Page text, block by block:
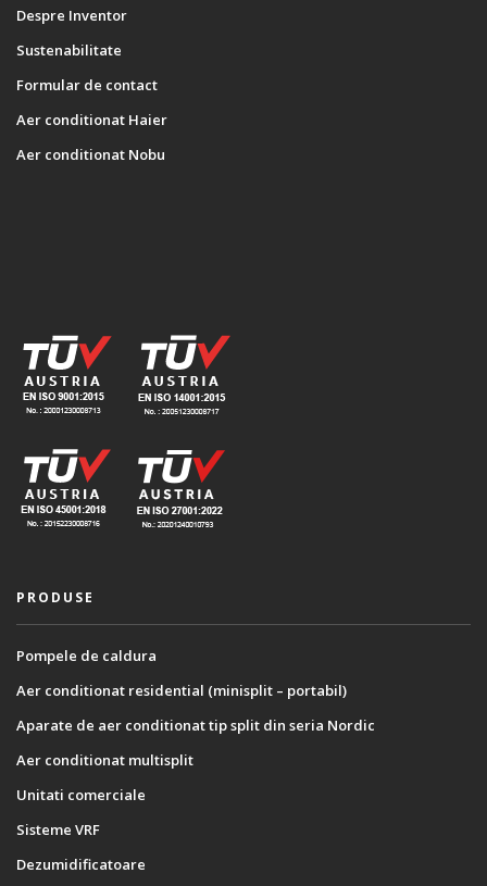
Despre Inventor
Sustenabilitate
Formular de contact
Aer conditionat Haier
Aer conditionat Nobu
PRODUSE
Pompele de caldura
Aer conditionat residential (minisplit – portabil)
Aparate de aer conditionat tip split din seria Nordic
Aer conditionat multisplit
Unitati comerciale
Sisteme VRF
Dezumidificatoare